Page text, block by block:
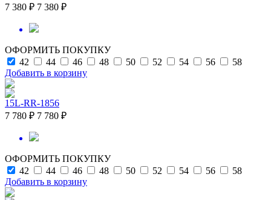
7 380 ₽ 7 380 ₽
ОФОРМИТЬ ПОКУПКУ
42
44 46 48 50 52 54 56
58
Добавить в корзину
15L-RR-1856
7 780 ₽ 7 780 ₽
ОФОРМИТЬ ПОКУПКУ
42
44 46 48 50 52 54 56
58
Добавить в корзину